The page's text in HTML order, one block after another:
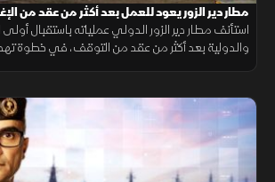
مطار دير الزور يعود للعمل بعد أكثر من عقد من
استأنف مطار دير الزور الدولي عملياته باستقبال أولى
والدولية بعد أكثر من عقد من التوقف، في خطوة